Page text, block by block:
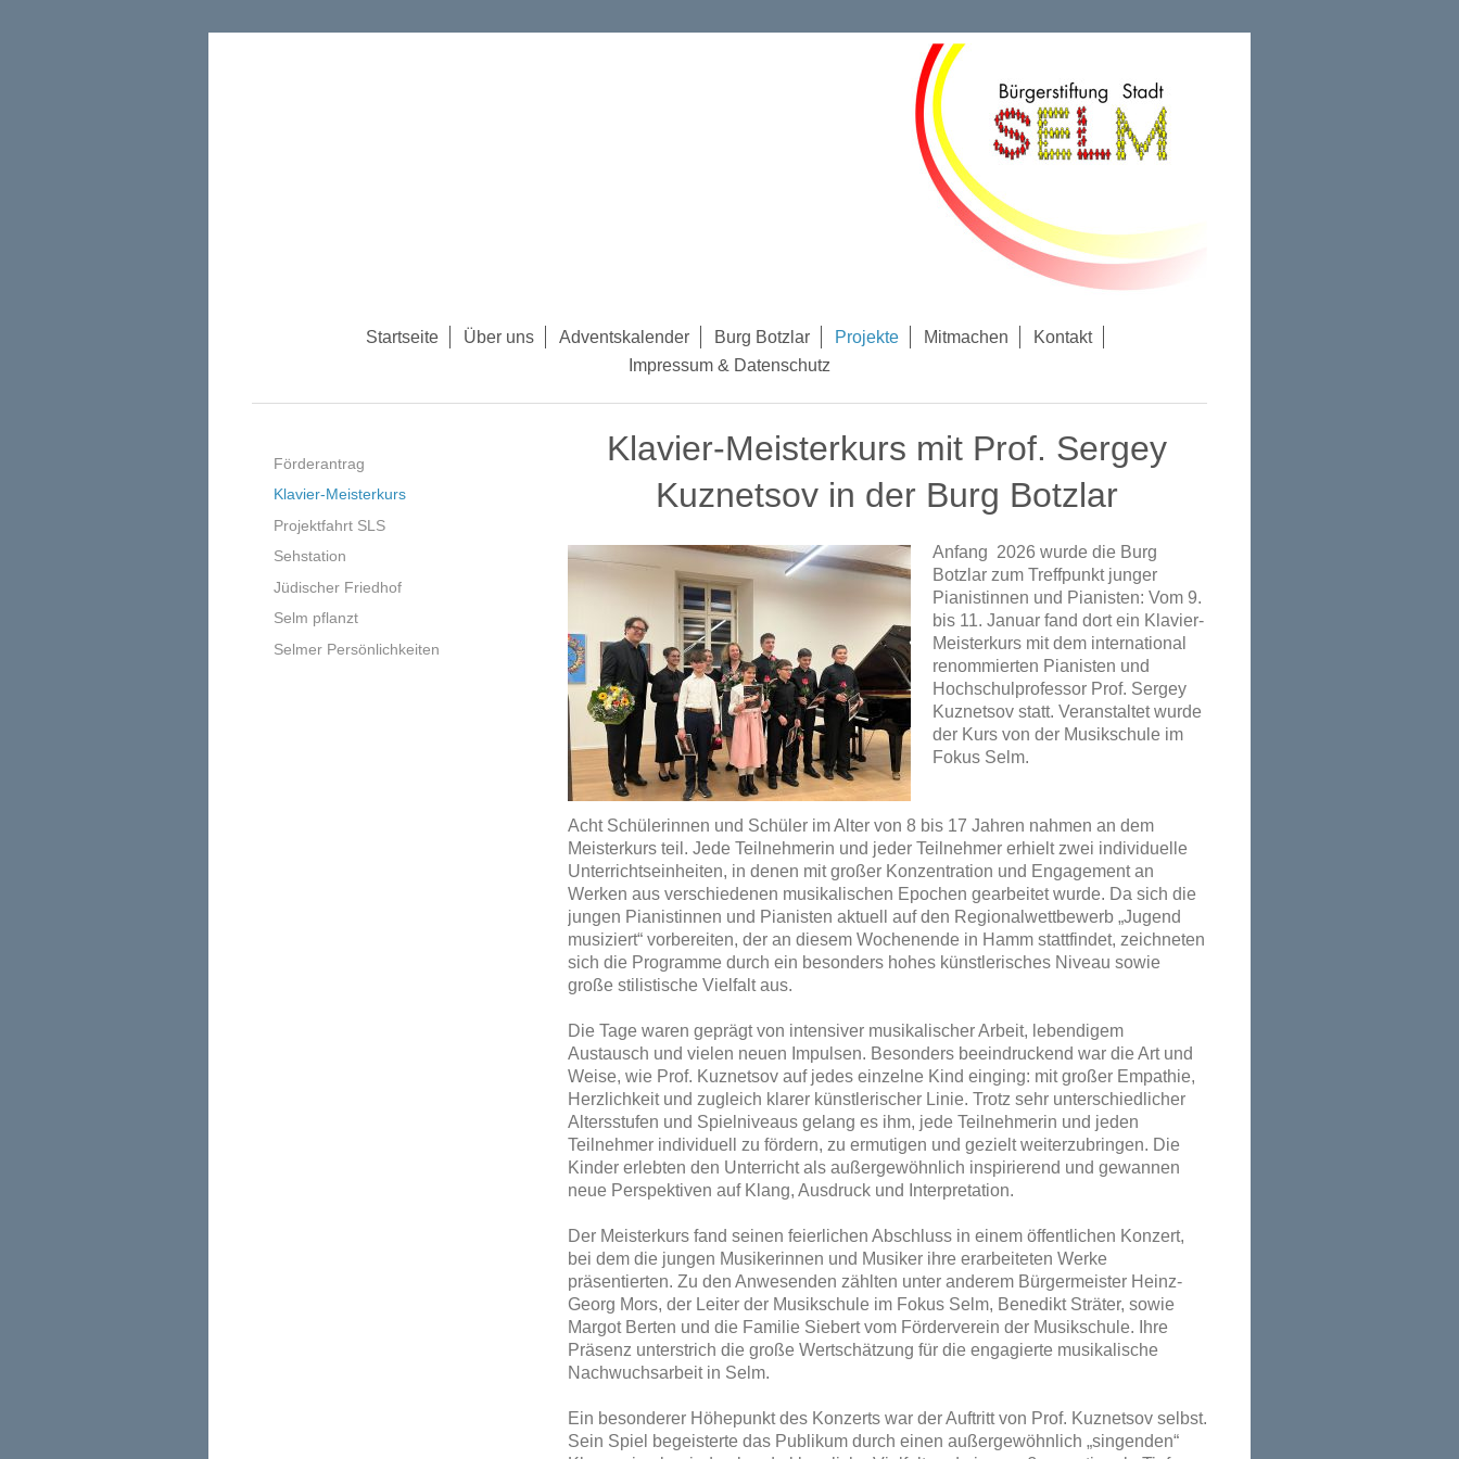
Startseite Über uns Adventskalender Burg Botzlar Projekte Mitmachen
Kontakt
Impressum & Datenschutz
Klavier-Meisterkurs mit Prof. Sergey
Kuznetsov in der Burg Botzlar
Anfang 2026 wurde die Burg
Botzlar zum Treffpunkt junger
Pianistinnen und Pianisten: Vom 9.
bis 11. Januar fand dort ein Klavier-
Meisterkurs mit dem international
renommierten Pianisten und
Hochschulprofessor Prof. Sergey
Kuznetsov statt. Veranstaltet wurde
der Kurs von der Musikschule im
Fokus Selm.
Acht Schülerinnen und Schüler im Alter von 8 bis 17 Jahren nahmen an dem
Meisterkurs teil. Jede Teilnehmerin und jeder Teilnehmer erhielt zwei individuelle
Unterrichtseinheiten, in denen mit großer Konzentration und Engagement an
Werken aus verschiedenen musikalischen Epochen gearbeitet wurde. Da sich die
jungen Pianistinnen und Pianisten aktuell auf den Regionalwettbewerb „Jugend
musiziert“ vorbereiten, der an diesem Wochenende in Hamm stattfindet, zeichneten
sich die Programme durch ein besonders hohes künstlerisches Niveau sowie
große stilistische Vielfalt aus.
Die Tage waren geprägt von intensiver musikalischer Arbeit, lebendigem
Austausch und vielen neuen Impulsen. Besonders beeindruckend war die Art und
Weise, wie Prof. Kuznetsov auf jedes einzelne Kind einging: mit großer Empathie,
Herzlichkeit und zugleich klarer künstlerischer Linie. Trotz sehr unterschiedlicher
Altersstufen und Spielniveaus gelang es ihm, jede Teilnehmerin und jeden
Teilnehmer individuell zu fördern, zu ermutigen und gezielt weiterzubringen. Die
Kinder erlebten den Unterricht als außergewöhnlich inspirierend und gewannen
neue Perspektiven auf Klang, Ausdruck und Interpretation.
Der Meisterkurs fand seinen feierlichen Abschluss in einem öffentlichen Konzert,
bei dem die jungen Musikerinnen und Musiker ihre erarbeiteten Werke
präsentierten. Zu den Anwesenden zählten unter anderem Bürgermeister Heinz-
Georg Mors, der Leiter der Musikschule im Fokus Selm, Benedikt Sträter, sowie
Margot Berten und die Familie Siebert vom Förderverein der Musikschule. Ihre
Präsenz unterstrich die große Wertschätzung für die engagierte musikalische
Nachwuchsarbeit in Selm.
Ein besonderer Höhepunkt des Konzerts war der Auftritt von Prof. Kuznetsov selbst.
Sein Spiel begeisterte das Publikum durch einen außergewöhnlich „singenden“
Förderantrag
Klavier-Meisterkurs
Projektfahrt SLS
Sehstation
Jüdischer Friedhof
Selm pflanzt
Selmer Persönlichkeiten